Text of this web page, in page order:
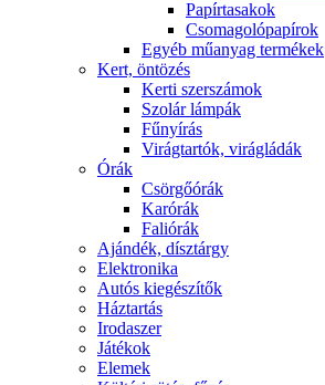
Papírtasakok
Csomagolópapírok
Egyéb műanyag termékek
Kert, öntözés
Kerti szerszámok
Szolár lámpák
Fűnyírás
Virágtartók, virágládák
Órák
Csörgőórák
Karórák
Faliórák
Ajándék, dísztárgy
Elektronika
Autós kiegészítők
Háztartás
Irodaszer
Játékok
Elemek